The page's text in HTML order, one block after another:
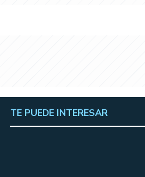
TE PUEDE INTERESAR